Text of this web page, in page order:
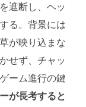
遮断し、ヘッ
る。背景には
が映り込まな
せず、チャッ
ーム進行の鍵
が長考すると